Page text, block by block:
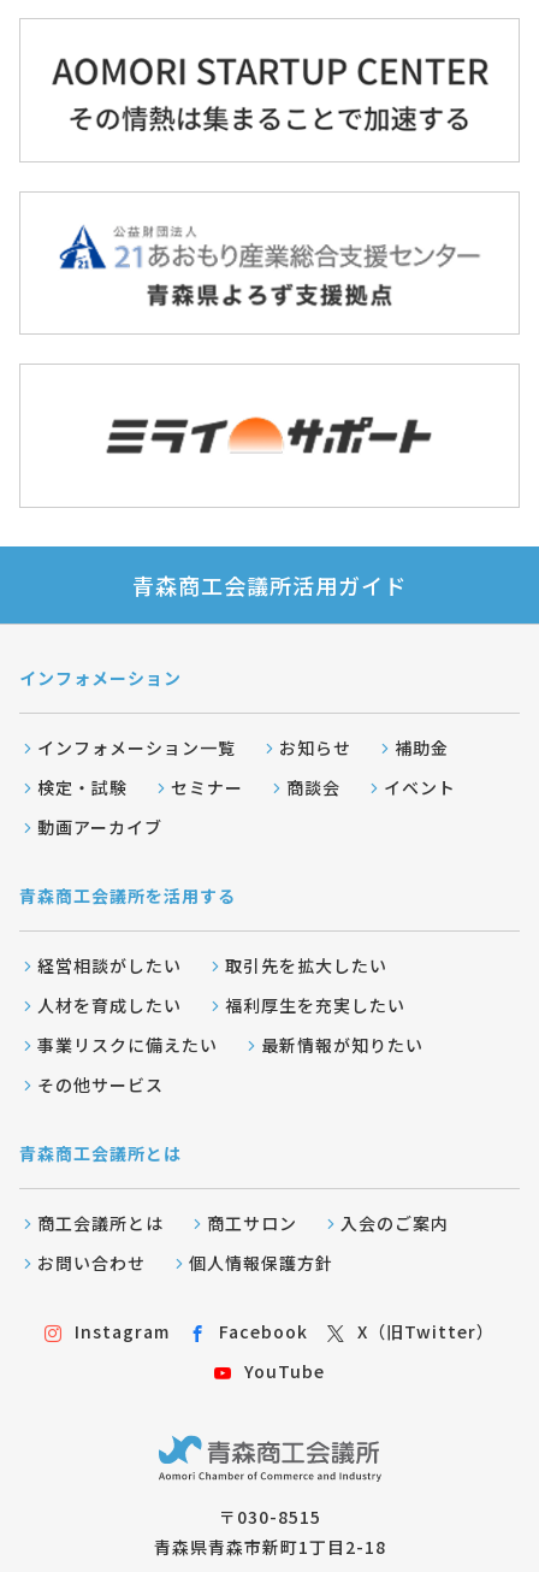
青森商工会議所活用ガイド
インフォメーション
インフォメーション一覧 お知らせ
補助金
検定・試験
セミナー 商談会
イベント
動画アーカイブ
青森商工会議所を活用する
経営相談がしたい
取引先を拡大したい
人材を育成したい
福利厚生を充実したい
事業リスクに備えたい
最新情報が知りたい
その他サービス
青森商工会議所とは
商工会議所とは 商工サロン
入会のご案内
お問い合わせ
個人情報保護方針
Instagram Facebook
X（旧Twitter）
YouTube
〒030-8515
青森県青森市新町1丁目2-18